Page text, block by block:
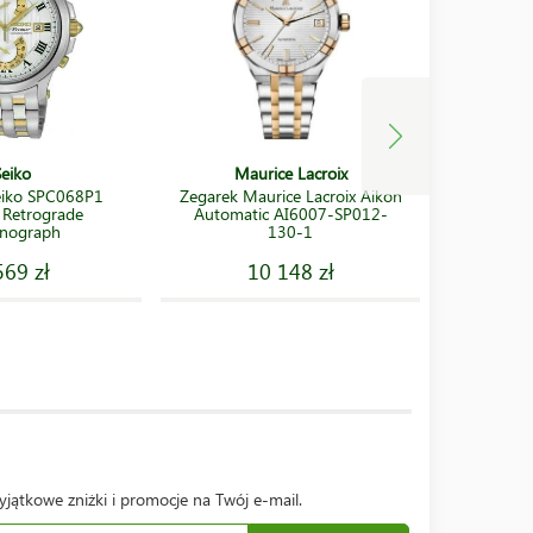
SPC068P1
zł
Maurice Lacroix
Zegarek Maurice Lacroix Aikon
Automatic AI6007-SP012-
130-1
10 148 zł
zniżki i promocje na Twój e-mail.